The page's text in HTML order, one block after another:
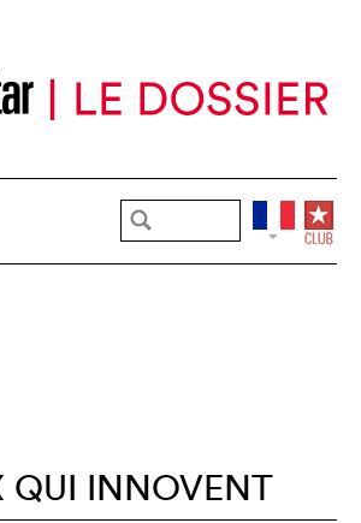
QUI INNOVENT